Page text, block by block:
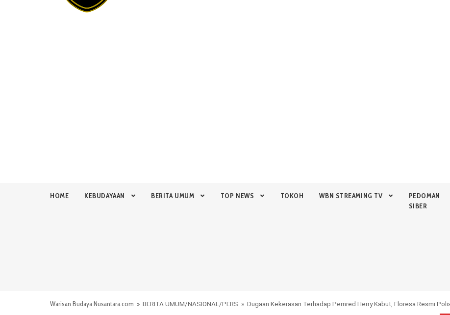
HOME KEBUDAYAAN BERITA UMUM TOP NEWS TOKOH WBN STREAMING TV
PEDOMAN
SIBER
Warisan Budaya Nusantara.com » BERITA UMUM/NASIONAL /PERS » Dugaan Kekerasan Terhadap Pemred Herry Kabut, Floresa Resmi